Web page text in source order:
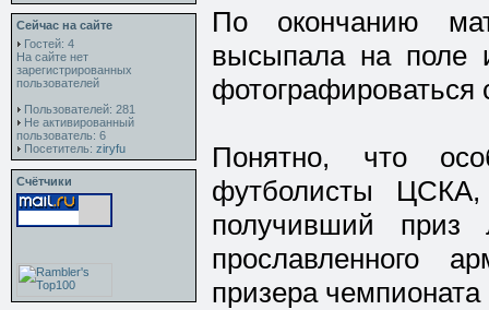
Сейчас на сайте
Гостей: 4
На сайте нет
зарегистрированных
пользователей
Пользователей: 281
Не активированный
пользователь: 6
Посетитель: ziryfu
Счётчики
По окончанию
высыпала на поле
фотографироваться
Понятно, что
футболисты
получивший приз
прославленного
призера